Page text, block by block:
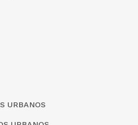
URBANOS